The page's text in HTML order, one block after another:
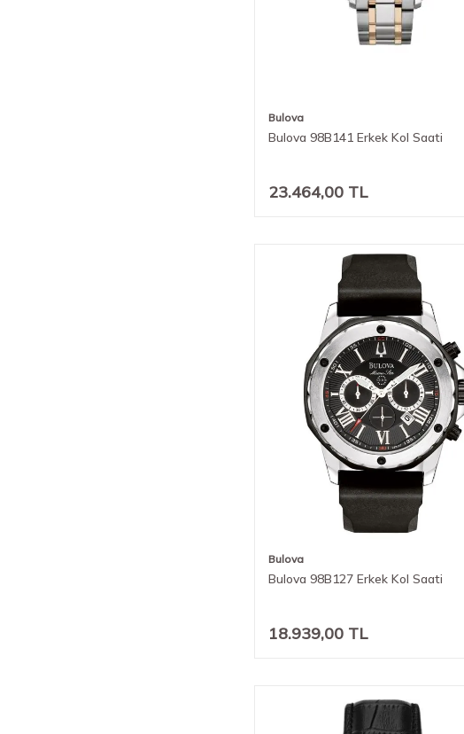
Bulova
Bulova 98B141 Erkek Kol Saati
23.464,00 TL
Bulova
Bulova 98B127 Erkek Kol Saati
18.939,00 TL